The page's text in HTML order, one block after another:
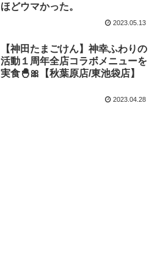
ほどウマかった。
2023.05.13
【神田たまごけん】神幸ふわりの
活動１周年全店コラボメニューを
実食🐣🎀【秋葉原店/東池袋店】
2023.04.28